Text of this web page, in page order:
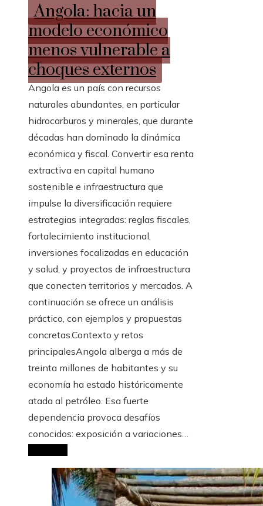
Angola: hacia un
modelo económico
menos vulnerable a
choques externos
Angola es un país con recursos
naturales abundantes, en particular
hidrocarburos y minerales, que durante
décadas han dominado la dinámica
económica y fiscal. Convertir esa renta
extractiva en capital humano
sostenible e infraestructura que
impulse la diversificación requiere
estrategias integradas: reglas fiscales,
fortalecimiento institucional,
inversiones focalizadas en educación
y salud, y proyectos de infraestructura
que conecten territorios y mercados. A
continuación se ofrece un análisis
práctico, con ejemplos y propuestas
concretas.Contexto y retos
principalesAngola alberga a más de
treinta millones de habitantes y su
economía ha estado históricamente
atada al petróleo. Esa fuerte
dependencia provoca desafíos
conocidos: exposición a variaciones…